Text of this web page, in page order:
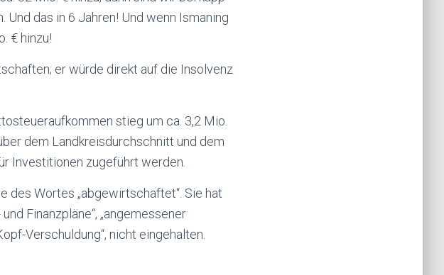
das in 6 Jahren! Und wenn Ismaning
€ hinzu!
er würde direkt auf die Insolvenz
stieg um ca. 3,2 Mio.
dem Landkreisdurchschnitt und dem
Investitionen zugeführt werden.
des Wortes „abgewirtschaftet“. Sie hat
Finanzpläne“, „angemessener
Verschuldung“, nicht eingehalten.